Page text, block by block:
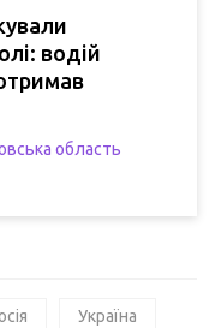
водій
область
Україна